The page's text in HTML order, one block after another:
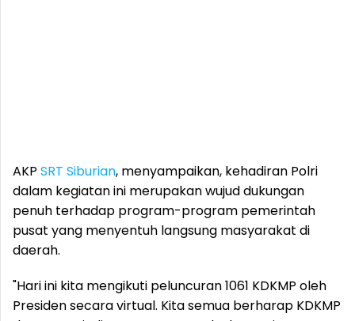
AKP SRT Siburian, menyampaikan, kehadiran Polri
dalam kegiatan ini merupakan wujud dukungan
penuh terhadap program-program pemerintah
pusat yang menyentuh langsung masyarakat di
daerah.
"Hari ini kita mengikuti peluncuran 1061 KDKMP oleh
Presiden secara virtual. Kita semua berharap KDKMP